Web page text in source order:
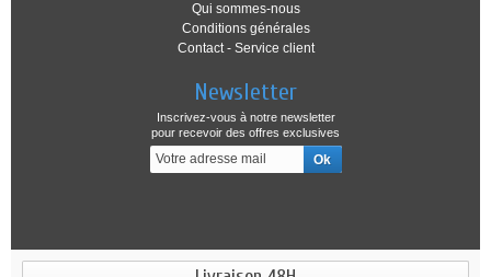
Qui sommes-nous
Conditions générales
Contact - Service client
Newsletter
Inscrivez-vous à notre newsletter
pour recevoir des offres exclusives